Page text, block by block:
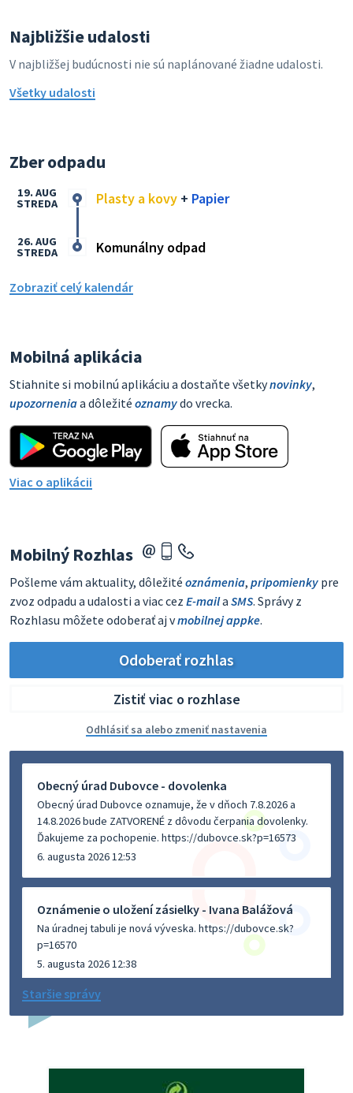
Najbližšie udalosti
V najbližšej budúcnosti nie sú naplánované žiadne udalosti.
Všetky udalosti
Zber odpadu
Plasty a kovy + Papier
19. AUG
STREDA
Komunálny odpad
26. AUG
STREDA
Zobraziť celý kalendár
Mobilná aplikácia
Stiahnite si mobilnú aplikáciu a dostaňte všetkynovinky,
upozorneniaa dôležité oznamydo vrecka.
Viac o aplikácii
Mobilný Rozhlas
Pošleme vám aktuality, dôležité oznámenia, pripomienky pre
zvoz odpadu a udalosti a viac cez E-maila SMS. Správy z
Rozhlasu môžete odoberať aj vmobilnej appke.
Odoberať rozhlas
Zistiť viac o rozhlase
Odhlásiť sa alebo zmeniť nastavenia
Obecný úrad Dubovce - dovolenka
Obecný úrad Dubovce oznamuje, že v dňoch 7.8.2026 a
14.8.2026 bude ZATVORENÉ z dôvodu čerpania dovolenky.
Ďakujeme za pochopenie. https://dubovce.sk?p=16573
6. augusta 2026 12:53
Oznámenie o uložení zásielky - Ivana Balážová
Na úradnej tabuli je nová výveska. https://dubovce.sk?
p=16570
5. augusta 2026 12:38
Dovolenka - MUDr. Marián Sivoň
budeZATVORENÁ z dôvodu čerpania dovolenky. Akútne
prípady bude riešiť MUDr.Fisch…
Staršie správy